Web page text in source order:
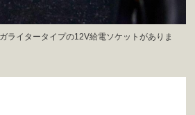
ライタータイプの12V給電ソケットがありま